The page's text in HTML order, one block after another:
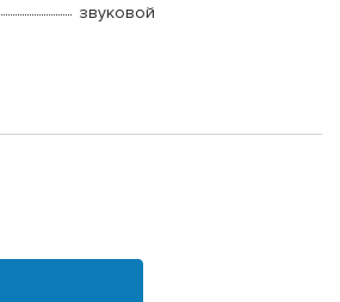
звуковой